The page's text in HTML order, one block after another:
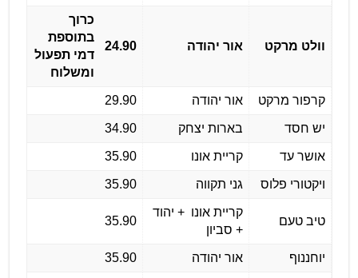
וולט מרקט אור יהודה 24.90
כרוך
בתוספת
דמי תפעול
ומשלוח
קרפור מרקט אור יהודה 29.90
יש חסד בארות יצחק 34.90
אושר עד קריית אונו 35.90
ויקטורי פלוס גני תקווה 35.90
טיב טעם
קריית אונו + יהוד
+ סביון
35.90
יוחננוף אור יהודה 35.90